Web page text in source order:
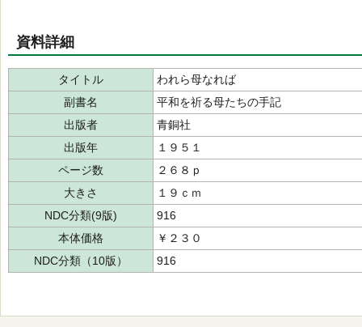
資料詳細
タイトル
われら母なれば
副書名
平和を祈る母たちの手記
出版者
青銅社
出版年
１９５１
ページ数
２６８ｐ
大きさ
１９ｃｍ
NDC分類(9版)
916
本体価格
￥２３０
NDC分類（10版）
916